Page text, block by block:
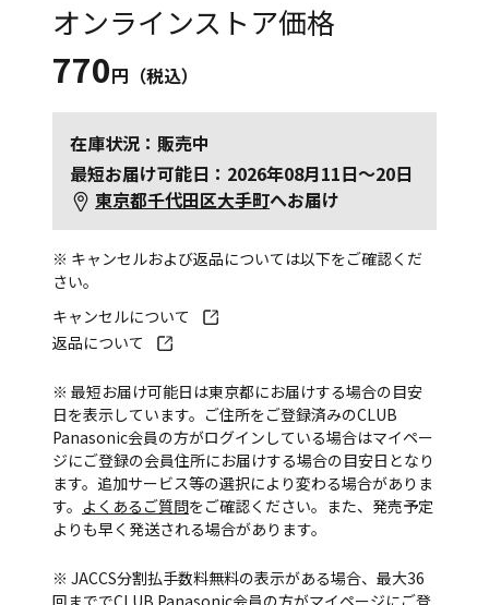
オンラインストア価格
770円（税込）
在庫状況：販売中
最短お届け可能日：2026年08月11日～20日
東京都千代田区大手町へお届け
※ キャンセルおよび返品については以下をご確認くだ
さい。
キャンセルについて
返品について
※ 最短お届け可能日は東京都にお届けする場合の目安
日を表示しています。ご住所をご登録済みのCLUB
Panasonic会員の方がログインしている場合はマイペー
ジにご登録の会員住所にお届けする場合の目安日となり
ます。追加サービス等の選択により変わる場合がありま
す。 よくあるご質問をご確認ください。また、発売予定
よりも早く発送される場合があります。
※ JACCS分割払手数料無料の表示がある場合、最大36
回まででCLUB Panasonic会員の方がマイページにご登